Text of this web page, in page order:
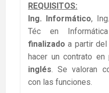
REQUISITOS:
Ing. Informático,
Téc en
finalizado a partir del
hacer un contrato en
inglés . Se valoran
con las funciones.